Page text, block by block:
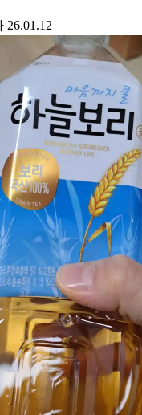
26.01.12